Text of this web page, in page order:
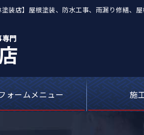
装店】屋根塗装、防水工事、雨漏り修繕、
ォームメニュー
塗料
カラーシ
外壁塗装・屋根
雨
施
現
お客